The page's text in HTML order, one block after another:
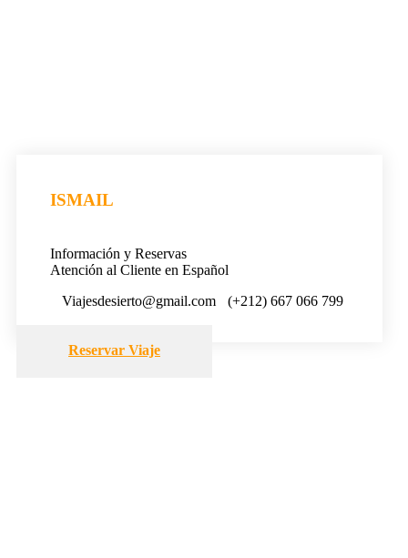
ISMAIL
Información y Reservas
Atención al Cliente en Español
Viajesdesierto@gmail.com
(+212) 667 066 799
Reservar Viaje